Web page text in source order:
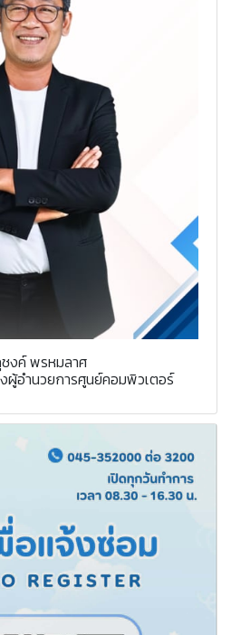
งค์ พรหมลาศ
ผู้อำนวยการศูนย์คอมพิวเตอร์